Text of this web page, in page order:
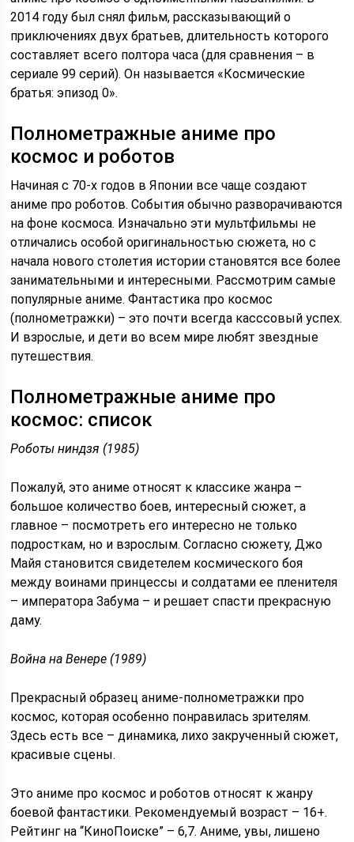
2014 году был снял фильм, рассказывающий о
приключениях двух братьев, длительность которого
составляет всего полтора часа (для сравнения – в
сериале 99 серий). Он называется «Космические
братья: эпизод 0».
Полнометражные аниме про
космос и роботов
Начиная с 70-х годов в Японии все чаще создают
аниме про роботов. События обычно разворачиваются
на фоне космоса. Изначально эти мультфильмы не
отличались особой оригинальностью сюжета, но с
начала нового столетия истории становятся все более
занимательными и интересными. Рассмотрим самые
популярные аниме. Фантастика про космос
(полнометражки) – это почти всегда касссовый успех.
И взрослые, и дети во всем мире любят звездные
путешествия.
Полнометражные аниме про
космос: список
Роботы ниндзя (1985)
Пожалуй, это аниме относят к классике жанра –
большое количество боев, интересный сюжет, а
главное – посмотреть его интересно не только
подросткам, но и взрослым. Согласно сюжету, Джо
Майя становится свидетелем космического боя
между воинами принцессы и солдатами ее пленителя
– императора Забума – и решает спасти прекрасную
даму.
Война на Венере (1989)
Прекрасный образец аниме-полнометражки про
космос, которая особенно понравилась зрителям.
Здесь есть все – динамика, лихо закрученный сюжет,
красивые сцены.
Это аниме про космос и роботов относят к жанру
боевой фантастики. Рекомендуемый возраст – 16+.
Рейтинг на “КиноПоиске” – 6,7. Аниме, увы, лишено